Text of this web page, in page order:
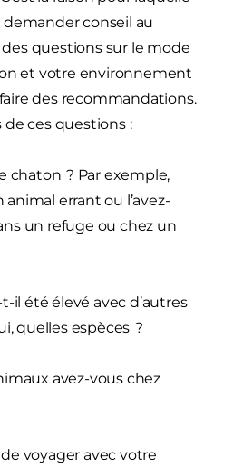
conseil au
des questions sur le mode
et votre environnement
des recommandations.
ces questions :
chaton ? Par exemple,
animal errant ou l’avez-
un refuge ou chez un
il été élevé avec d’autres
quelles espèces ?
avez-vous chez
voyager avec votre